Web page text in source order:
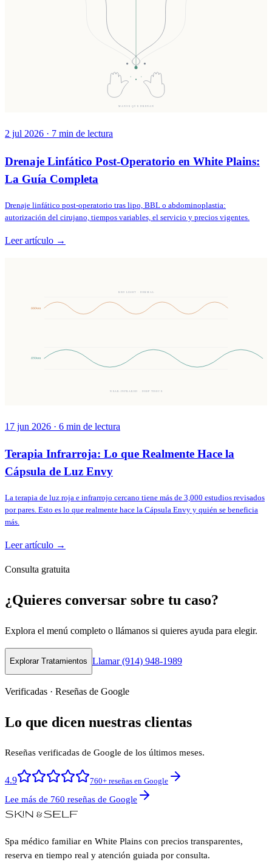
MANOS QUE DRENAN
2 jul 2026 · 7 min de lectura
Drenaje Linfático Post-Operatorio en White Plains:
La Guía Completa
Drenaje linfático post-operatorio tras lipo, BBL o abdominoplastia:
autorización del cirujano, tiempos variables, el servicio y precios vigentes.
Leer artículo →
660nm
850nm
RED LIGHT · DERMAL
NEAR-INFRARED · DEEP TISSUE
17 jun 2026 · 6 min de lectura
Terapia Infrarroja: Lo que Realmente Hace la
Cápsula de Luz Envy
La terapia de luz roja e infrarrojo cercano tiene más de 3,000 estudios revisados
por pares. Esto es lo que realmente hace la Cápsula Envy y quién se beneficia
más.
Leer artículo →
Consulta gratuita
¿Quieres conversar sobre tu caso?
Explora el menú completo o llámanos si quieres ayuda para elegir.
Explorar Tratamientos Llamar (914) 948-1989
Verificadas · Reseñas de Google
Lo que dicen nuestras clientas
Reseñas verificadas de Google de los últimos meses.
4.9 760+ reseñas en Google
Lee más de 760 reseñas de Google
Spa médico familiar en White Plains con precios transparentes,
reserva en tiempo real y atención guiada por consulta.